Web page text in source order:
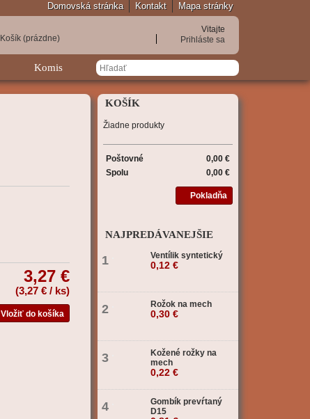
Domovská stránka Kontakt Mapa stránky
Vitajte
Prihláste sa
Košík (prázdne)
Komis
3,27 €
(3,27 € / ks)
KOŠÍK
Žiadne produkty
0,00 €
Poštovné
0,00 €
Spolu
Pokladňa
NAJPREDÁVANEJŠIE
1 Ventílik syntetický
0,12 €
2 Rožok na mech
0,30 €
3
Kožené rožky na
mech
0,22 €
4
Gombík prevŕtaný
D15